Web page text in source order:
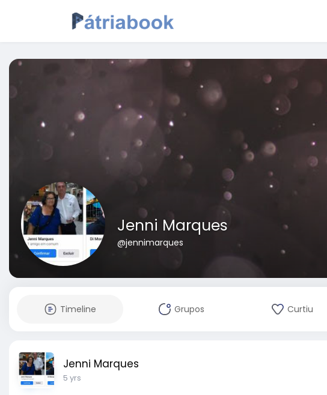
Jenni Marques
@jennimarques
Timeline Grupos Curtiu
Jenni Marques
5 yrs